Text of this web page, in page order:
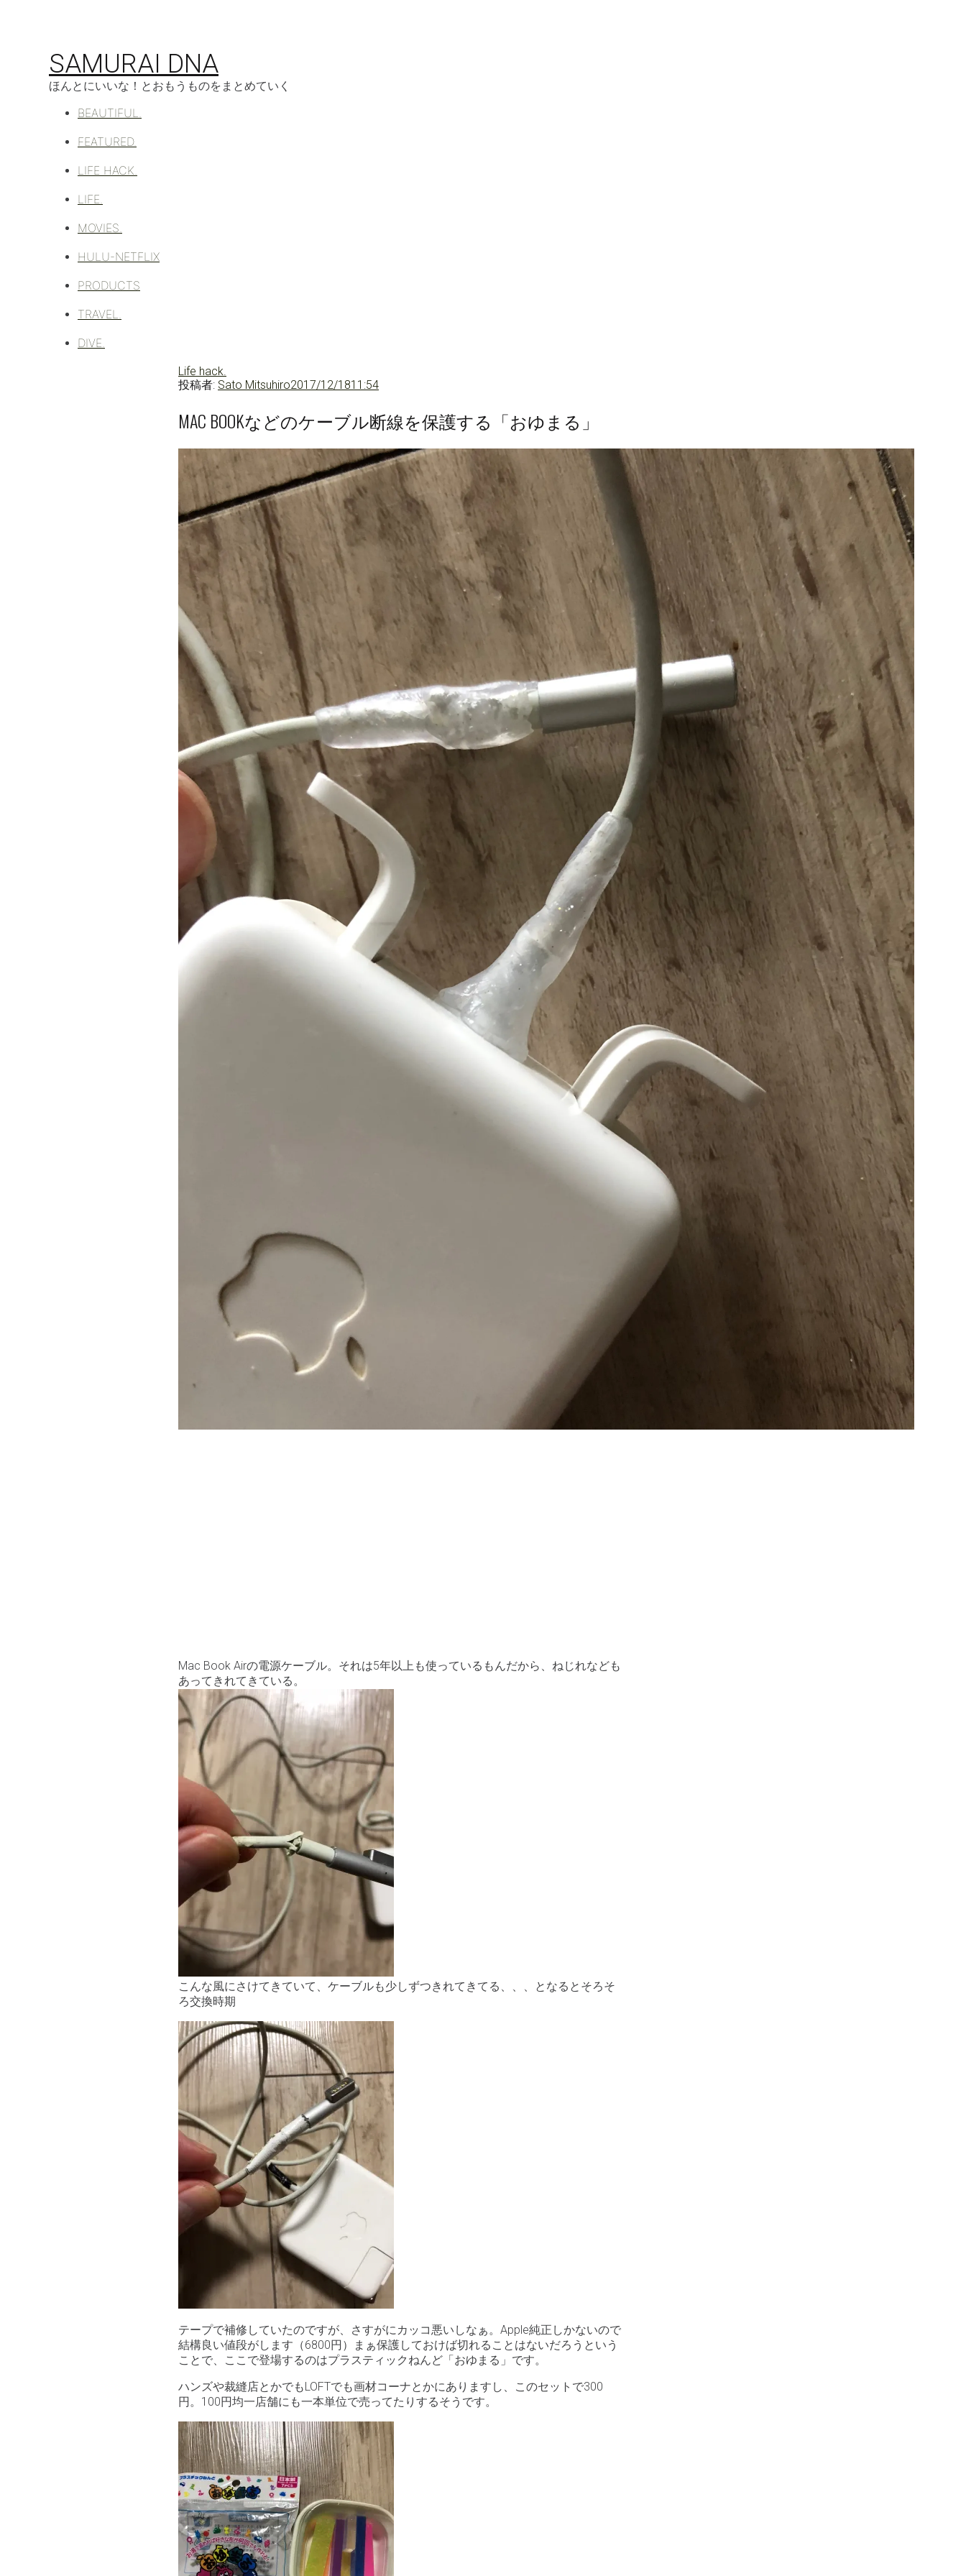
SAMURAI DNA
ほんとにいいな！とおもうものをまとめていく
BEAUTIFUL.
FEATURED.
LIFE HACK.
LIFE.
MOVIES.
HULU-NETFLIX
PRODUCTS
TRAVEL.
DIVE.
Life hack.
投稿者: Sato Mitsuhiro2017/12/1811:54
MAC BOOKなどのケーブル断線を保護する「おゆまる」
Mac Book Airの電源ケーブル。それは5年以上も使っているもんだから、ねじれなども
あってきれてきている。
こんな風にさけてきていて、ケーブルも少しずつきれてきてる、、、となるとそろそ
ろ交換時期
テープで補修していたのですが、さすがにカッコ悪いしなぁ。Apple純正しかないので
結構良い値段がします（6800円）まぁ保護しておけば切れることはないだろうという
ことで、ここで登場するのはプラスティックねんど「おゆまる」です。
ハンズや裁縫店とかでもLOFTでも画材コーナとかにありますし、このセットで300
円。100円均一店舗にも一本単位で売ってたりするそうです。